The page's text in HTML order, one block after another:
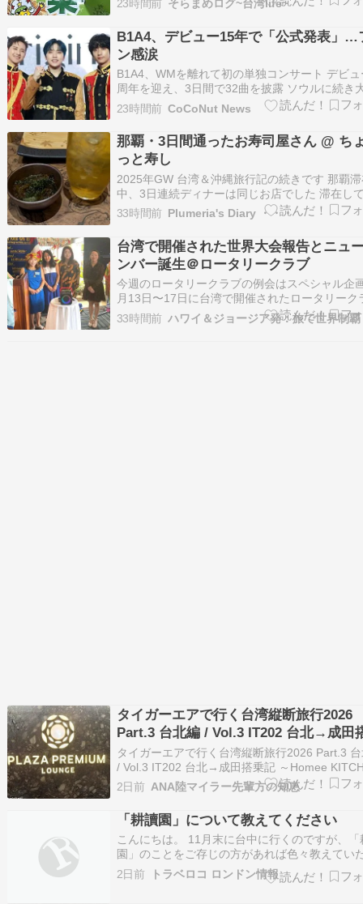
介。 パッケージにデカデカと『パクチー』 中
んな感じ。 食べてみると ほんのりと、でもし
とパクチーの味（笑） 今まで…
23時間前 そらまめログ~台湾life~
B1A4、デビュー15年で「公式発表」…
ン感涙
B1A4、WMを離れて初の単独コンサート デビ
周年を迎え、3日間で32曲を披露 ソウルに続き
阪・東京・台湾ツアーへ 出典：TVレポート グ
B1A4が、所属事務所を離れた後の近況が伝えら
題を集めました。 […]
23時間前 CoCoNut News
那覇・3日間通ったお寿司屋さん @ ち
っと寿し
2025年GW 台湾＆沖縄旅行記の続きです 那覇
中、3日連続ディナーは同じお店でした 滞在し
る、ハイアット・リージェンシーから徒歩30秒
にある ちょこっと寿し ザザ～っと、いただい
司をご紹介していきます。 １日目 ラウンジで
まお酒をいただいていたので、さ…
33時間前 Plumeria's Diary ・・・
台湾で開催された世界大会報告とニュ
ンバー誕生＠ロータリークラブ
今週のロータリークラブの例会はスペシャル企
月13日〜17日に台湾で開催されたロータリーク
国際大会の報告会でした。 先ず最初にメンバー
湾人のFlolaがロータリークラブの開会式のビデ
33時間前 ハワイ＆ジョージア発：旅で世界制覇
タイガーエアで行く台湾縦断旅行2026
Part.3 台北編 / Vol.3 IT202 台北→成田
記 ～Homee KITCHENとプラザプレミ
ウンジで旅を締めくくる～
タイガーエアで行く台湾縦断旅行2026 Part.3
/ Vol.3 IT202 台北→成田搭乗記 ～Homee
とプラザプレミアラウンジで旅を締めくくる～ -
comloy labo -walking around the world- 続きを
2日前 ANA陸マイラー先輩方の知恵
「耕讀園」について教えてください
こんにちは。 11月末に台中に行くのですが、「
園」のことをご存じの方があれば色々教えてい
けないでしょうか？ HPを見ましたが中国語オ
で、私のつたない中国語ではとても歯がたちま
2日前 トラベロコ ロンドン情報